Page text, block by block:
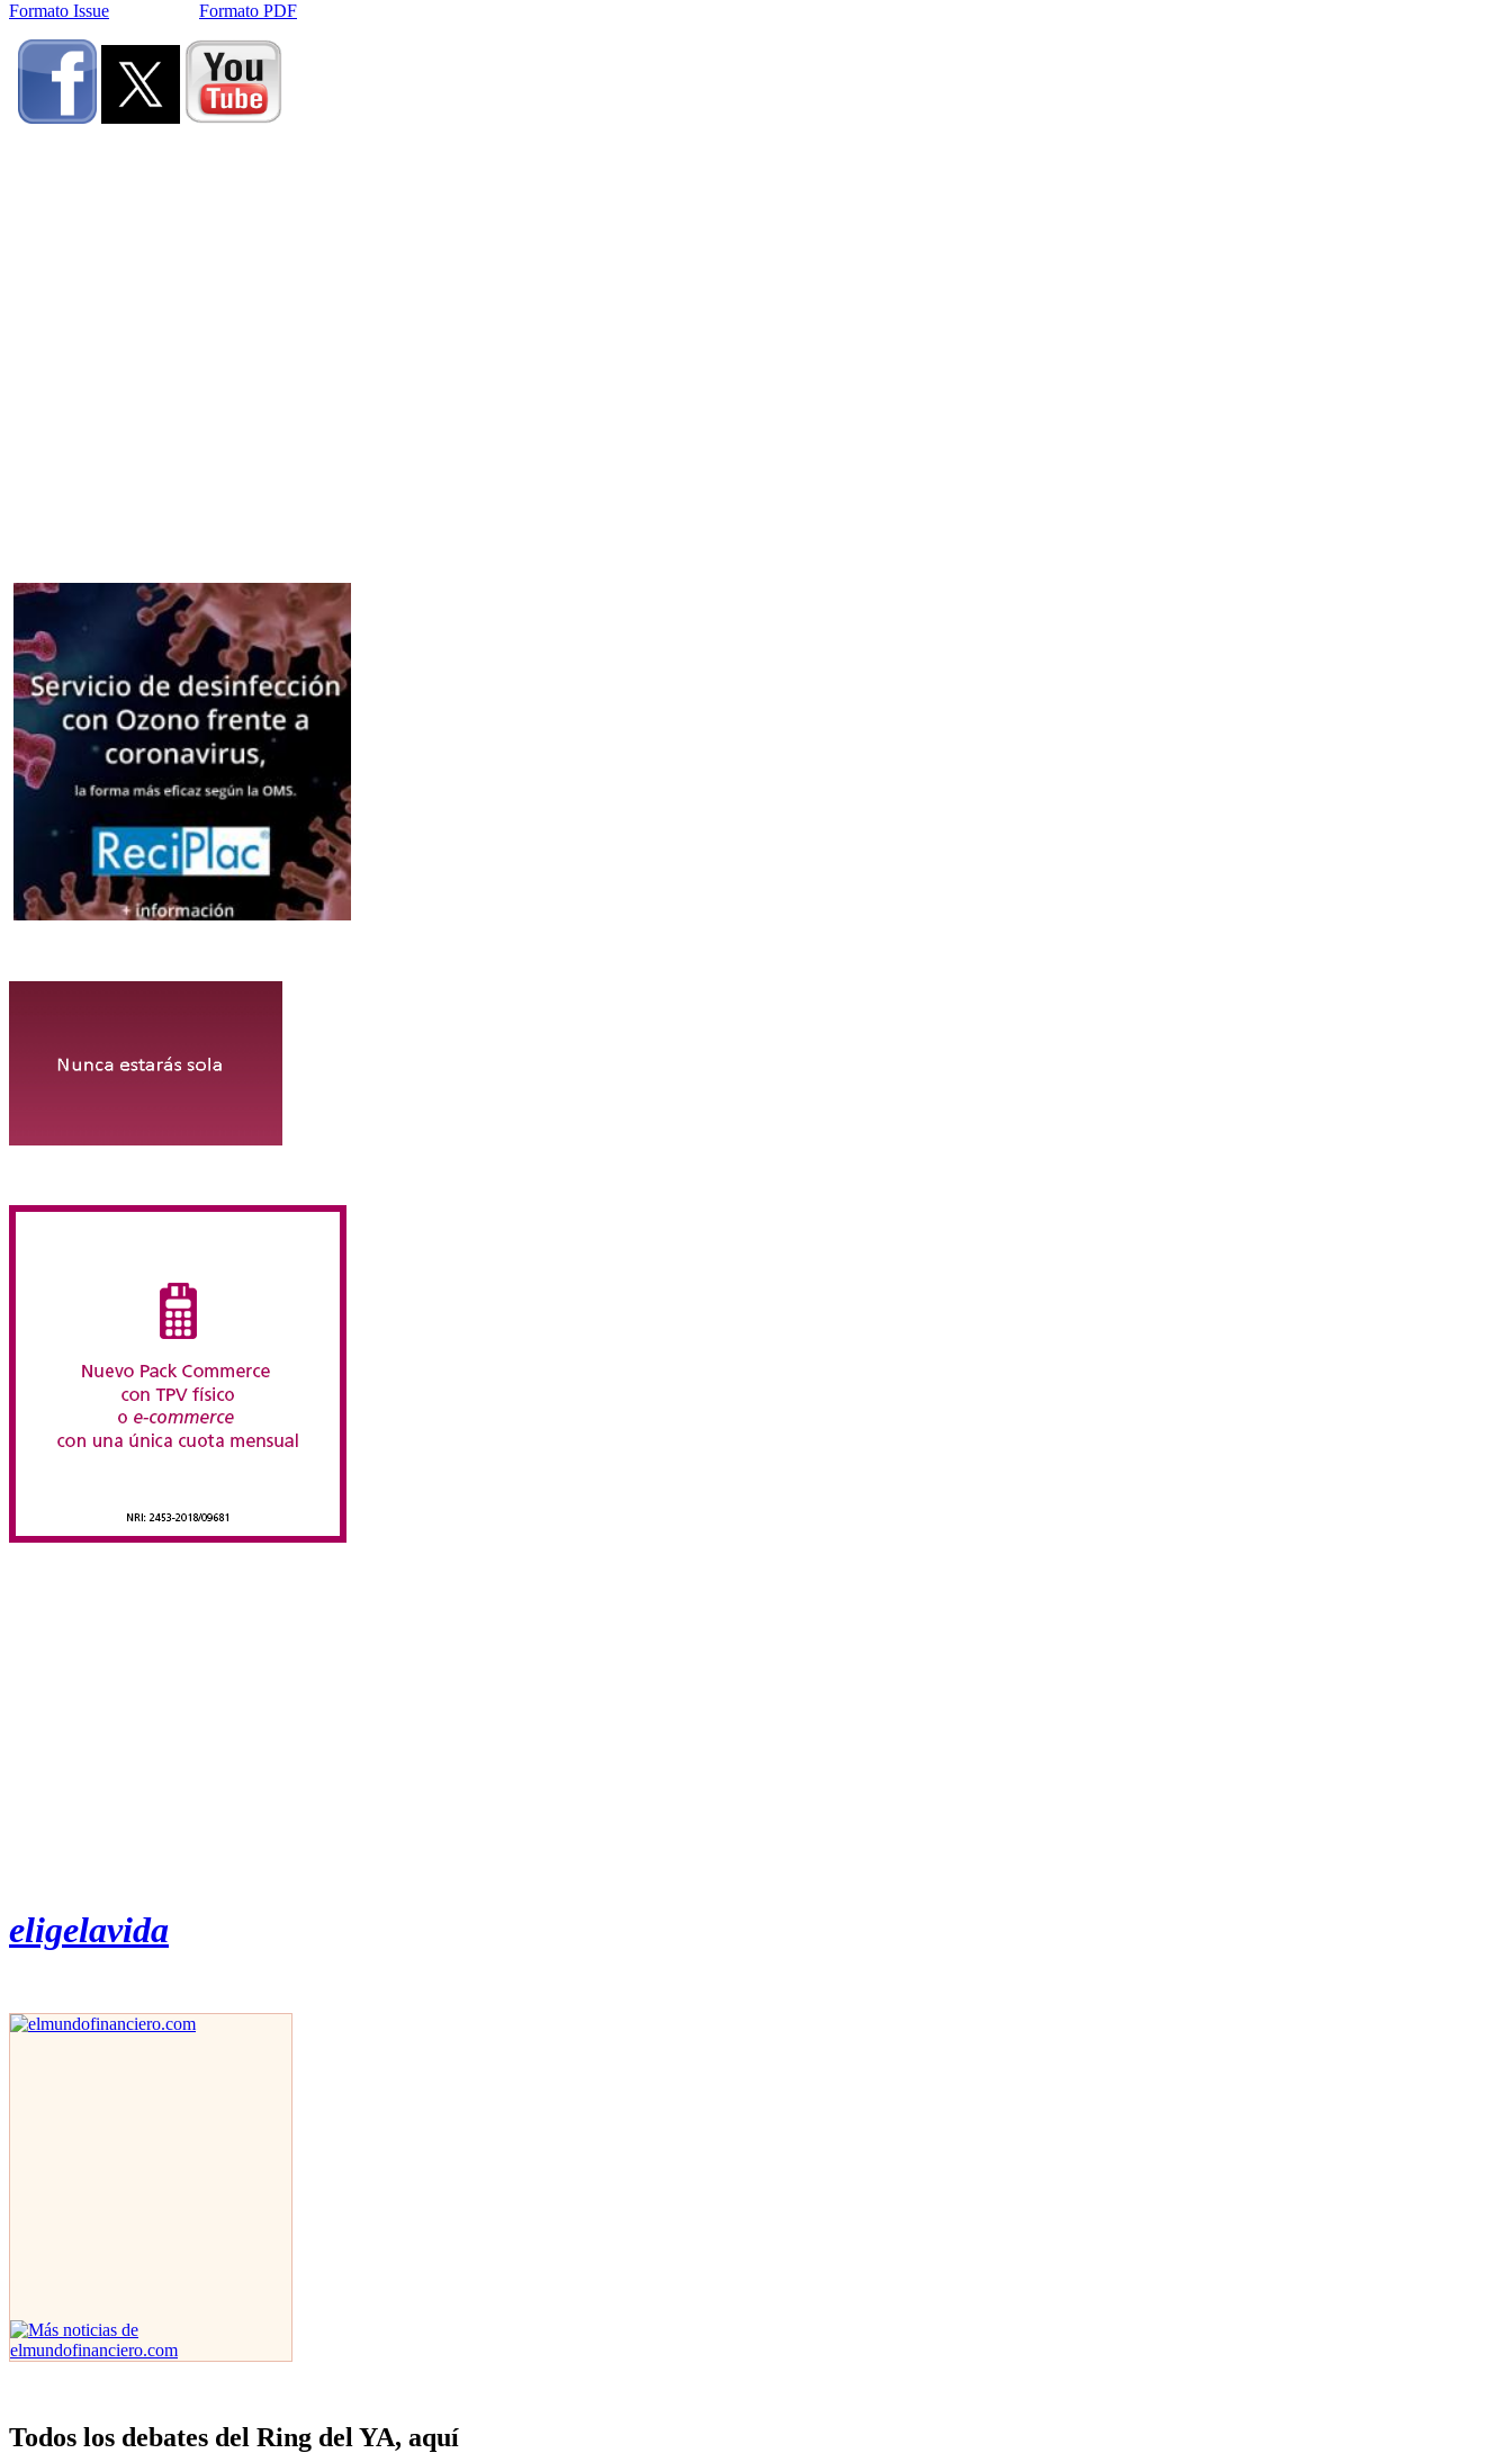
Formato Issue Formato PDF
eligelavida
Todos los debates del Ring del YA, aquí